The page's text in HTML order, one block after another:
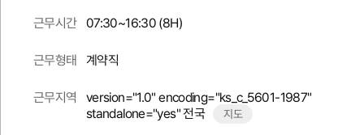
근무시간 07:30~16:30 (8H)
근무형태 계약직
근무지역
version="1.0" encoding="ks_c_5601-1987"
standalone="yes" 전국
지도